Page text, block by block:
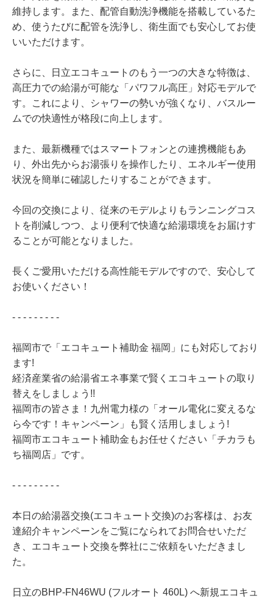
維持します。また、配管自動洗浄機能を搭載しているた
め、使うたびに配管を洗浄し、衛生面でも安心してお使
いいただけます。
さらに、日立エコキュートのもう一つの大きな特徴は、
高圧力での給湯が可能な「パワフル高圧」対応モデルで
す。これにより、シャワーの勢いが強くなり、バスルー
ムでの快適性が格段に向上します。
また、最新機種ではスマートフォンとの連携機能もあ
り、外出先からお湯張りを操作したり、エネルギー使用
状況を簡単に確認したりすることができます。
今回の交換により、従来のモデルよりもランニングコス
トを削減しつつ、より便利で快適な給湯環境をお届けす
ることが可能となりました。
長くご愛用いただける高性能モデルですので、安心して
お使いください！
- - - - - - - - -
福岡市で「エコキュート補助金 福岡」にも対応しており
ます!
経済産業省の給湯省エネ事業で賢くエコキュートの取り
替えをしましょう!!
福岡市の皆さま！九州電力様の「オール電化に変えるな
ら今です！キャンペーン」も賢く活用しましょう!
福岡市エコキュート補助金もお任せください「チカラも
ち福岡店」です。
- - - - - - - - -
本日の給湯器交換(エコキュート交換)のお客様は、お友
達紹介キャンペーンをご覧になられてお問合せいただ
き、エコキュート交換を弊社にご依頼をいただきまし
た。
日立のBHP-FN46WU (フルオート 460L) へ新規エコキュ